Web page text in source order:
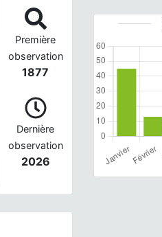
Première
observation
1877
Dernière
observation
2026